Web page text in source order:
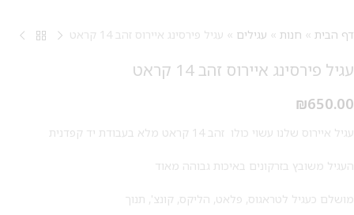
דף הבית » חנות » עגילים » עגיל פירסינג איירוס זהב 14 קראט
עגיל פירסינג איירוס זהב 14 קראט
₪650.00
עגיל איירוס שלנו עשוי כולו זהב 14 קראט מלא בעבודת יד קפדנית
העגיל משובץ בזרקונים באיכות גבוהה מאוד
מושלם כעגיל לטראגוס, פלאט, הליקס, קונצ', תנוך